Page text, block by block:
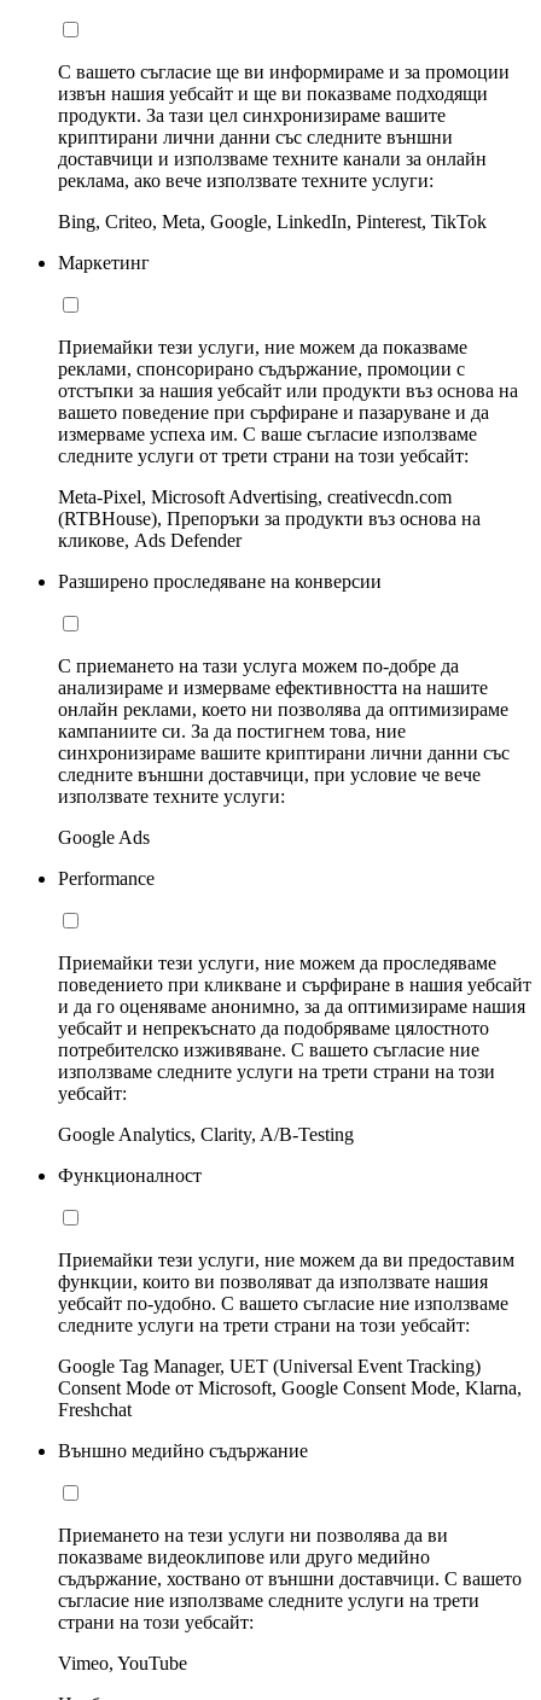
С вашето съгласие ще ви информираме и за промоции
извън нашия уебсайт и ще ви показваме подходящи
продукти. За тази цел синхронизираме вашите
криптирани лични данни със следните външни
доставчици и използваме техните канали за онлайн
реклама, ако вече използвате техните услуги:
Bing, Criteo, Meta, Google, LinkedIn, Pinterest, TikTok
Маркетинг
Приемайки тези услуги, ние можем да показваме
реклами, спонсорирано съдържание, промоции с
отстъпки за нашия уебсайт или продукти въз основа на
вашето поведение при сърфиране и пазаруване и да
измерваме успеха им. С ваше съгласие използваме
следните услуги от трети страни на този уебсайт:
Meta-Pixel, Microsoft Advertising, creativecdn.com
(RTBHouse), Препоръки за продукти въз основа на
кликове, Ads Defender
Разширено проследяване на конверсии
С приемането на тази услуга можем по-добре да
анализираме и измерваме ефективността на нашите
онлайн реклами, което ни позволява да оптимизираме
кампаниите си. За да постигнем това, ние
синхронизираме вашите криптирани лични данни със
следните външни доставчици, при условие че вече
използвате техните услуги:
Google Ads
Performance
Приемайки тези услуги, ние можем да проследяваме
поведението при кликване и сърфиране в нашия уебсайт
и да го оценяваме анонимно, за да оптимизираме нашия
уебсайт и непрекъснато да подобряваме цялостното
потребителско изживяване. С вашето съгласие ние
използваме следните услуги на трети страни на този
уебсайт:
Google Analytics, Clarity, A/B-Testing
Функционалност
Приемайки тези услуги, ние можем да ви предоставим
функции, които ви позволяват да използвате нашия
уебсайт по-удобно. С вашето съгласие ние използваме
следните услуги на трети страни на този уебсайт:
Google Tag Manager, UET (Universal Event Tracking)
Consent Mode от Microsoft, Google Consent Mode, Klarna,
Freshchat
Външно медийно съдържание
Приемането на тези услуги ни позволява да ви
показваме видеоклипове или друго медийно
съдържание, хоствано от външни доставчици. С вашето
съгласие ние използваме следните услуги на трети
страни на този уебсайт:
Vimeo, YouTube